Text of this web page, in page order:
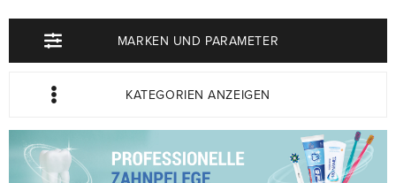
MARKEN UND PARAMETER
KATEGORIEN ANZEIGEN